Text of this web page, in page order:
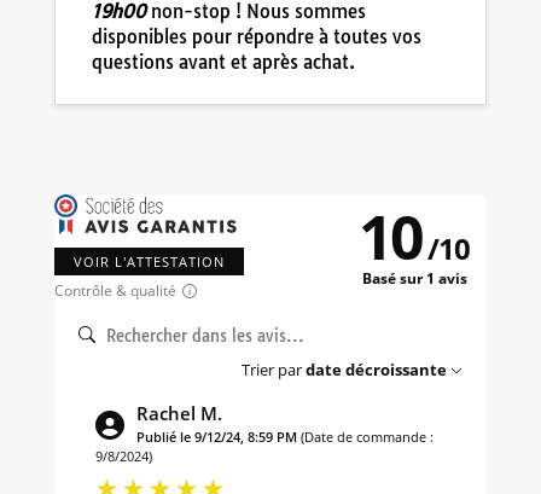
19h00non-stop ! Nous sommes
disponibles pour répondre à toutes vos
questions avant et après achat.
VOIR L'ATTESTATION
Contrôle & qualité
10/10
Basé sur 1 avis
Trier pardate décroissante
Rachel M.
Publié le 9/12/24, 8:59 PM (Date de commande :
9/8/2024)